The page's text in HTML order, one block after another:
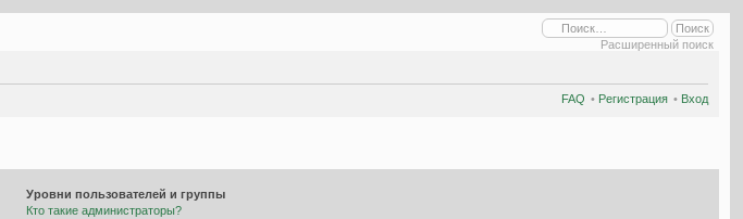
Расширенный поиск
FAQ • Регистрация • Вход
Уровни пользователей и группы
Кто такие администраторы?